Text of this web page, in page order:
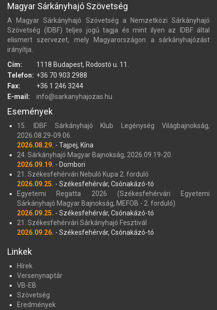
Magyar Sárkányhajó Szövetség
A Magyar Sárkányhajó Szövetség a Nemzetközi Sárkányhajó
Szövetség (IDBF) teljes jogú tagja és mint ilyen az IDBF által
elismert szervezet, mely Magyarországon a sárkányhajózást
irányítja.
Cím:
1118 Budapest, Rodostó u. 11.
Telefon: +36 70 903 2988
Fax:
+36 1 246 3244
E-mail:
info@sarkanyhajozas.hu
Események
15. IDBF Sárkányhajó Klub Legénység Világbajnokság,
2026.08.29-09.06.
2026.08.29. - Tajpej, Kína
24. Sárkányhajó Magyar Bajnokság, 2026.09.19-20.
2026.09.19. - Dombori
21. Székesfehérvári Nebuló Kupa 2. forduló
2026.09.25. - Székesfehérvár, Csónakázó-tó
Egyetemi Regatta 2026 (Székesfehérvári Egyetemi
Sárkányhajó Magyar Bajnokság, MEFOB - 2. forduló)
2026.09.25. - Székesfehérvár, Csónakázó-tó
21. Székesfehérvári Sárkányhajó Fesztivál
2026.09.26. - Székesfehérvár, Csónakázó-tó
Linkek
Hírek
Versenynaptár
VB-EB
Szövetség
Eredmények